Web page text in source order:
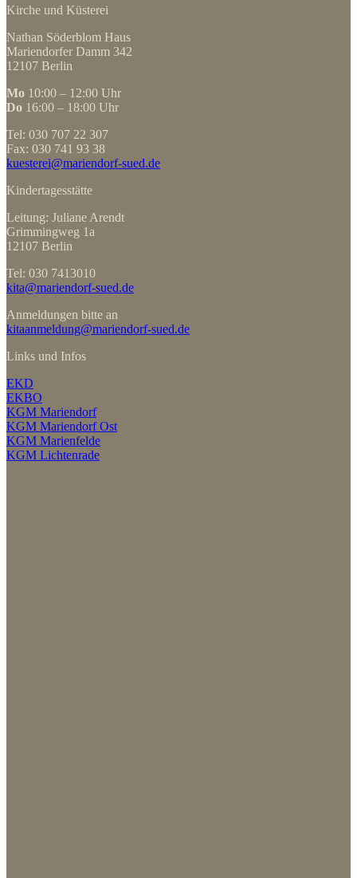
Kirche und Küsterei
Nathan Söderblom Haus
Mariendorfer Damm 342
12107 Berlin
Mo 10:00 – 12:00 Uhr
Do 16:00 – 18:00 Uhr
Tel: 030 707 22 307
Fax: 030 741 93 38
kuesterei@mariendorf-sued.de
Kindertagesstätte
Leitung: Juliane Arendt
Grimmingweg 1a
12107 Berlin
Tel: 030 7413010
kita@mariendorf-sued.de
Anmeldungen bitte an
kitaanmeldung@mariendorf-sued.de
Links und Infos
EKD
EKBO
KGM Mariendorf
KGM Mariendorf Ost
KGM Marienfelde
KGM Lichtenrade